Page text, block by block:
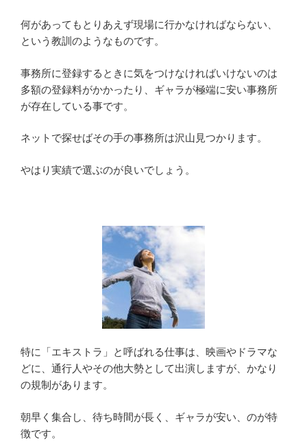
何があってもとりあえず現場に行かなければならない、
という教訓のようなものです。
事務所に登録するときに気をつけなければいけないのは
多額の登録料がかかったり、ギャラが極端に安い事務所
が存在している事です。
ネットで探せばその手の事務所は沢山見つかります。
やはり実績で選ぶのが良いでしょう。
特に「エキストラ」と呼ばれる仕事は、映画やドラマな
どに、通行人やその他大勢として出演しますが、かなり
の規制があります。
朝早く集合し、待ち時間が長く、ギャラが安い、のが特
徴です。